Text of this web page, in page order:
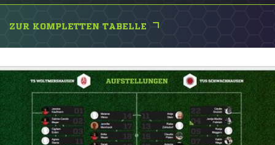
ZUR KOMPLETTEN TABELLE